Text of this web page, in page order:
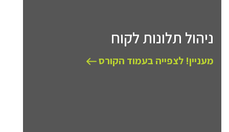
ניהול תלונות לקוח
מעניין! לצפייה בעמוד הקורס